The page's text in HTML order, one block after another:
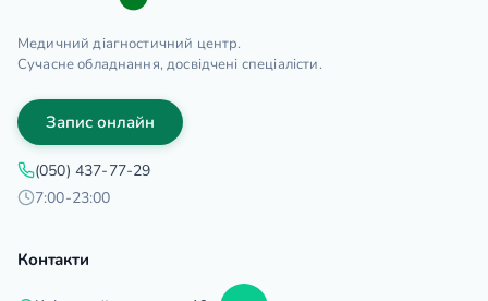
Медичний діагностичний центр.
Сучасне обладнання, досвідчені спеціалісти.
Запис онлайн
(050) 437-77-29
7:00-23:00
Контакти